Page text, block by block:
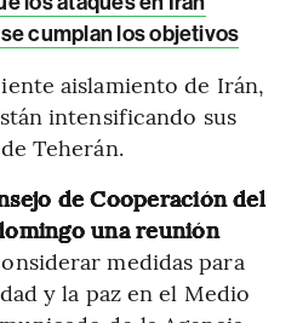
cumplan los objetivos
aislamiento de Irán,
intensificando sus
Teherán.
de Cooperación del
una reunión
medidas para
y la paz en el Medio